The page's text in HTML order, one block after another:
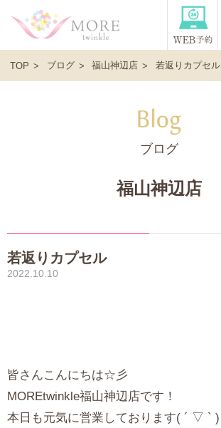
TOP ブログ 福山神辺店 若返りカプセル
ブログ
福山神辺店
若返りカプセル
2022.10.10
皆さんこんにちは☆彡
MOREtwinkle福山神辺店です！
本日も元気に営業しております( ´ ▽ ` )